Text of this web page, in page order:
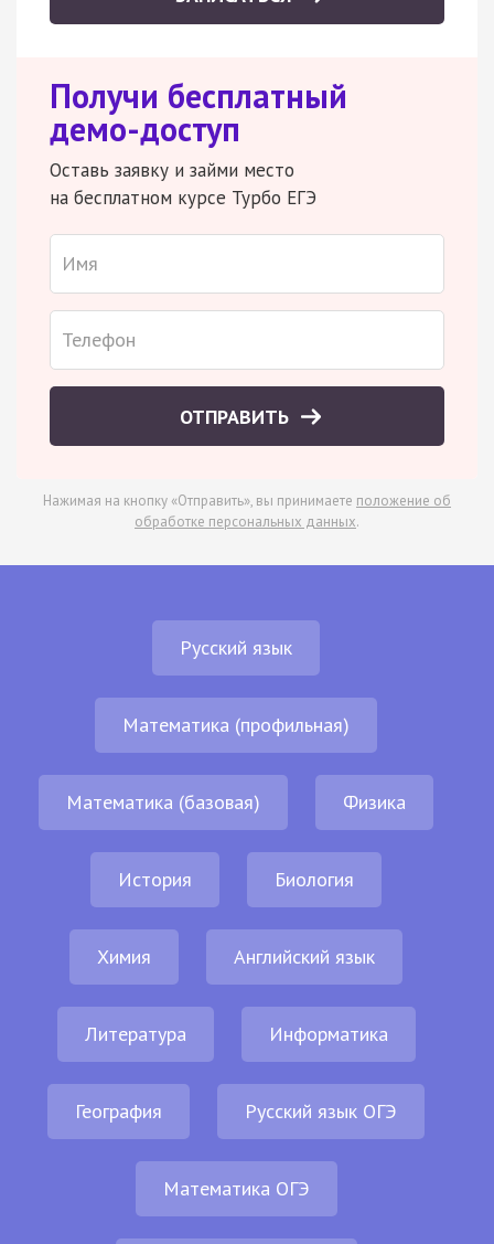
Получи бесплатный
демо-доступ
Оставь заявку и займи место
на бесплатном курсе Турбо ЕГЭ
ОТПРАВИТЬ
Нажимая на кнопку «Отправить», вы принимаете положение об
обработке персональных данных.
Русский язык
Математика (профильная)
Математика (базовая) Физика
История Биология
Химия Английский язык
Литература Информатика
География Русский язык ОГЭ
Математика ОГЭ